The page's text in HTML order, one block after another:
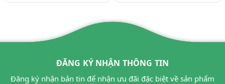
ĐĂNG KÝ NHẬN THÔNG TIN
Đăng ký nhận bản tin để nhận ưu đãi đặc biệt về sản phẩm